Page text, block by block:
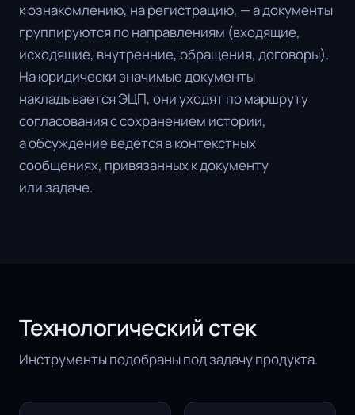
к ознакомлению, на регистрацию, — а документы
группируются по направлениям (входящие,
исходящие, внутренние, обращения, договоры).
На юридически значимые документы
накладывается ЭЦП, они уходят по маршруту
согласования с сохранением истории,
а обсуждение ведётся в контекстных
сообщениях, привязанных к документу
или задаче.
Технологический стек
Инструменты подобраны под задачу продукта.